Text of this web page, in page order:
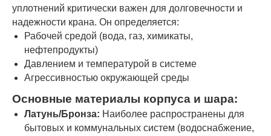
уплотнений критически важен для долговечности и
надежности крана. Он определяется:
Рабочей средой (вода, газ, химикаты,
нефтепродукты)
Давлением и температурой в системе
Агрессивностью окружающей среды
Основные материалы корпуса и шара:
Латунь/Бронза: Наиболее распространены для
бытовых и коммунальных систем (водоснабжение,